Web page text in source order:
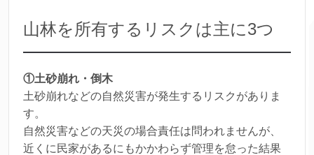
山林を所有するリスクは主に3つ
①土砂崩れ・倒木
土砂崩れなどの自然災害が発生するリスクがありま
す。
自然災害などの天災の場合責任は問われませんが、
近くに民家があるにもかかわらず管理を怠った結果